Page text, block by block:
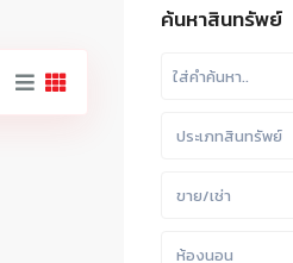
ค้นหาสินทรัพย์
ประเภทสินทรัพย์
ขาย/เช่า
ห้องนอน